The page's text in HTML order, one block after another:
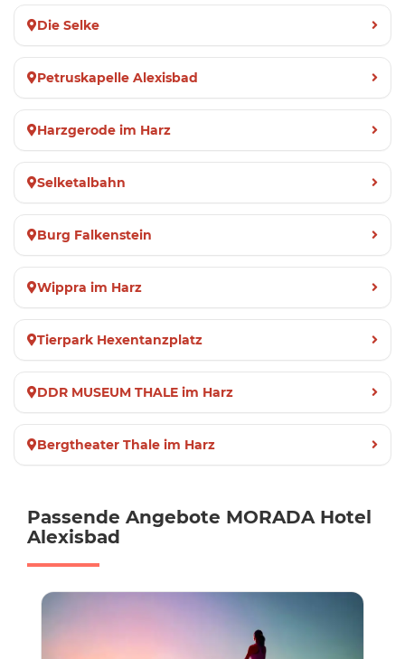
Die Selke
Petruskapelle Alexisbad
Harzgerode im Harz
Selketalbahn
Burg Falkenstein
Wippra im Harz
Tierpark Hexentanzplatz
DDR MUSEUM THALE im Harz
Bergtheater Thale im Harz
Passende Angebote MORADA Hotel
Alexisbad